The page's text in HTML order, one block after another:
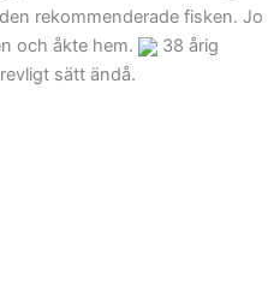
rekommenderade fisken. Jo
och åkte hem.
38 årig
sätt ändå.